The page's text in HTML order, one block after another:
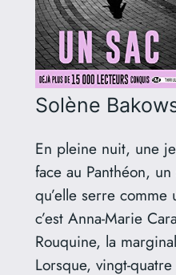
Solène
En pleine nuit, une
face au Panthéon,
qu’elle serre
c’est Anna-Marie
Rouquine, la
Lorsque, vingt-